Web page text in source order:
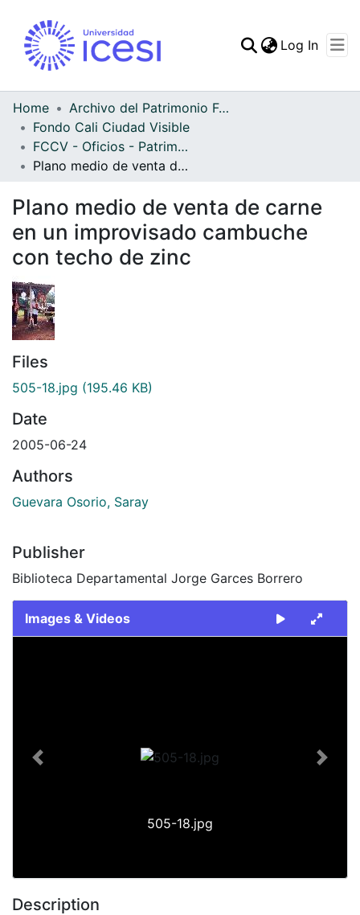
Log In
Home
Archivo del Patrimonio Fotográfico y Fílmico del Valle del Cauca
Fondo Cali Ciudad Visible
FCCV - Oficios - Patrimonial
Plano medio de venta de carne en un improvisado cambuche con techo de zinc
Plano medio de venta de carne
en un improvisado cambuche
con techo de zinc
Files
505-18.jpg (195.46 KB)
Date
2005-06-24
Authors
Guevara Osorio, Saray
Publisher
Biblioteca Departamental Jorge Garces Borrero
Images & Videos
505-18.jpg
Previous Next
Description